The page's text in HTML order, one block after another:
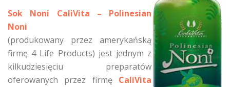
Sok Noni CaliVita – Polinesian
Noni
(produkowany przez amerykańską
firmę 4 Life Products) jest jednym z
kilkudziesięciu preparatów
oferowanych przez firmę CaliVita